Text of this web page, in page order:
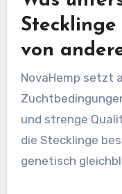
von
NovaHemp setzt
und strenge
die Stecklinge
genetisch